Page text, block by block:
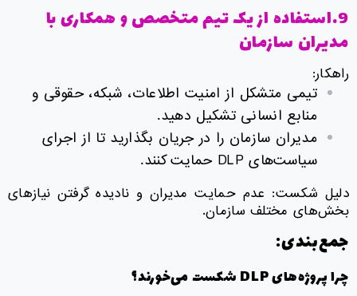
9.استفاده از یک تیم متخصص و همکاری با
مدیران سازمان
راهکار:
تیمی متشکل از امنیت اطلاعات، شبکه، حقوقی و
منابع انسانی تشکیل دهید.
مدیران سازمان را در جریان بگذارید تا از اجرای
سیاست‌های DLP حمایت کنند.
دلیل شکست: عدم حمایت مدیران و نادیده گرفتن نیازهای
بخش‌های مختلف سازمان.
جمع‌بندی:
چرا پروژه‌های DLP شکست می‌خورند؟